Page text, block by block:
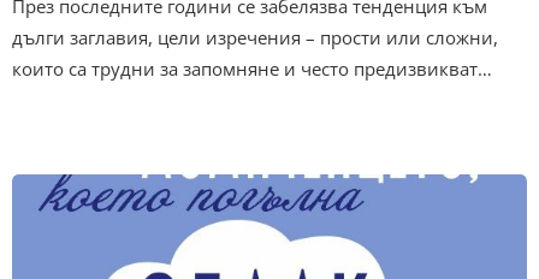
През последните години се забелязва тенденция към
дълги заглавия, цели изречения – прости или сложни,
които са трудни за запомняне и често предизвикват…